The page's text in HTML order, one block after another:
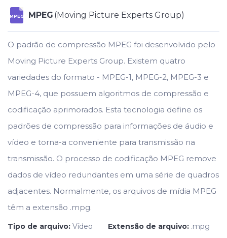
MPEG MPEG (Moving Picture Experts Group)
O padrão de compressão MPEG foi desenvolvido pelo
Moving Picture Experts Group. Existem quatro
variedades do formato - MPEG-1, MPEG-2, MPEG-3 e
MPEG-4, que possuem algoritmos de compressão e
codificação aprimorados. Esta tecnologia define os
padrões de compressão para informações de áudio e
vídeo e torna-a conveniente para transmissão na
transmissão. O processo de codificação MPEG remove
dados de vídeo redundantes em uma série de quadros
adjacentes. Normalmente, os arquivos de mídia MPEG
têm a extensão .mpg.
Tipo de arquivo: Vídeo Extensão de arquivo: .mpg